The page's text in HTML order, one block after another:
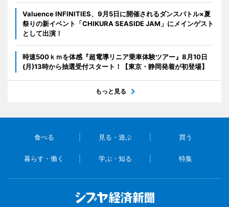
Valuence INFINITIES、9月5日に開催されるダンスバトル×夏
祭りの新イベント「CHIKURA SEASIDE JAM」にメインゲスト
として出演！
時速500ｋｍを体感『超電導リニア乗車体験ツアー』8月10日
(月)13時から抽選受付スタート！【東京・静岡発着が初登場】
もっと見る
食べる 見る・遊ぶ 買う
暮らす・働く 学ぶ・知る 特集